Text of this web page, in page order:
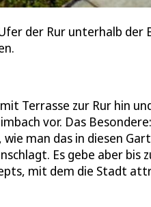
der Rur unterhalb
Terrasse zur Rur hin
vor. Das
wie man das in diesen
Es gebe aber bis
mit dem die Stadt